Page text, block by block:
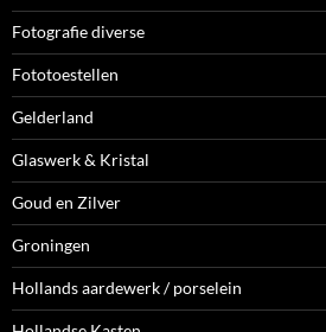
Fotografie diverse
Fototoestellen
Gelderland
Glaswerk & Kristal
Goud en Zilver
Groningen
Hollands aardewerk / porselein